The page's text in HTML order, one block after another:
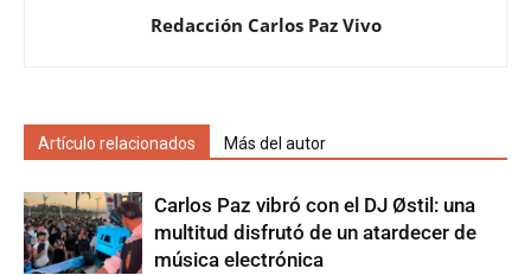
Redacción Carlos Paz Vivo
Artículo relacionados Más del autor
Carlos Paz vibró con el DJ Østil: una
multitud disfrutó de un atardecer de
música electrónica